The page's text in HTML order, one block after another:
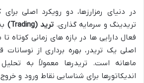
در دنیای رمزارزها، دو رویکرد اصلی
تریدینگ و سرمایه گذاری.ترید (Trading)
فعال دارایی ها در بازه های زمانی
اصلی یک تریدر، بهره برداری از نوسانات
ماهانه است. تریدرها معمولاً به تحلیل
اندیکاتورها برای شناسایی نقاط ورود و